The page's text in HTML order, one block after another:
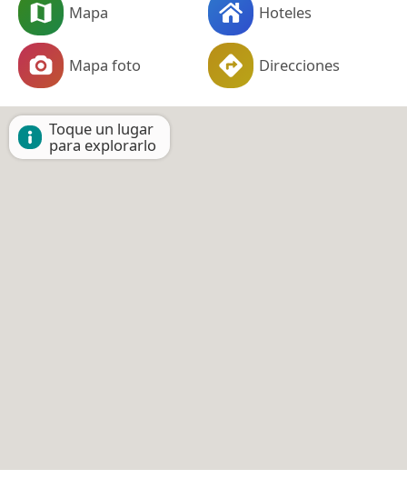
Mapa Hoteles
Mapa foto Direcciones
Toque un lugar
para explorarlo